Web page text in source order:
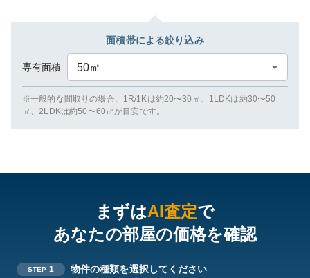
面積帯による絞り込み
専有面積 50㎡
※一般的な間取りの場合、1R/1Kは約20〜30㎡、1LDKは約30〜50
㎡、2LDKは約50〜60㎡が目安です。
まずはAI査定で
あなたの部屋の価格を確認
STEP 1 物件の種類を選択してください